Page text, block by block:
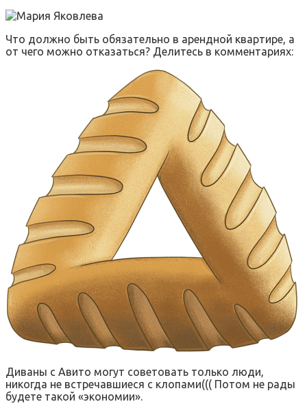
Что должно быть обязательно в арендной квартире, а
от чего можно отказаться? Делитесь в комментариях:
Диваны с Авито могут советовать только люди,
никогда не встречавшиеся с клопами((( Потом не рады
будете такой «экономии».